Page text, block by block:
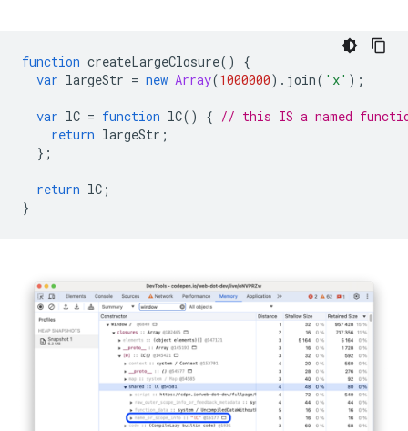
function createLargeClosure()
{
var largeStr = new Array(1000000). join( 'x' );
var lC = function lC() { // this IS a named
return largeStr ;
};
return lC ;
}